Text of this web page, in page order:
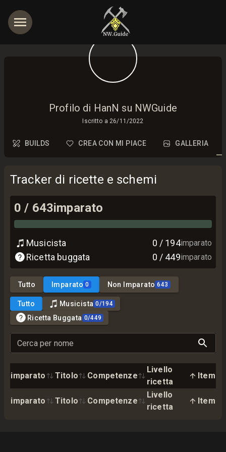
Profilo di HanN su NWGuide
Iscritto a 26/11/2022
BUILDS CREA CON MI PIACE GALLERIA
Tracker di ricette e schemi
0 / 643imparato
Musicista 0 / 194imparato
Ricetta buggata 0 / 449imparato
Tutto Imparato 0 Non Imparato 643
Tutto Musicista 0/194
Ricetta Buggata 0/449
Cerca per nome
imparato Titolo Competenze
Livello
ricetta
Item
imparato Titolo Competenze
Livello
ricetta
Item